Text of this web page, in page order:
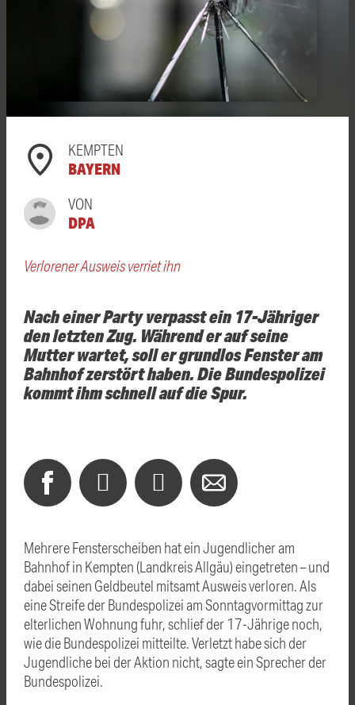
KEMPTEN
BAYERN
VON
DPA
Verlorener Ausweis verriet ihn
Nach einer Party verpasst ein 17-Jähriger
den letzten Zug. Während er auf seine
Mutter wartet, soll er grundlos Fenster am
Bahnhof zerstört haben. Die Bundespolizei
kommt ihm schnell auf die Spur.
Mehrere Fensterscheiben hat ein Jugendlicher am
Bahnhof in Kempten (Landkreis Allgäu) eingetreten – und
dabei seinen Geldbeutel mitsamt Ausweis verloren. Als
eine Streife der Bundespolizei am Sonntagvormittag zur
elterlichen Wohnung fuhr, schlief der 17-Jährige noch,
wie die Bundespolizei mitteilte. Verletzt habe sich der
Jugendliche bei der Aktion nicht, sagte ein Sprecher der
Bundespolizei.